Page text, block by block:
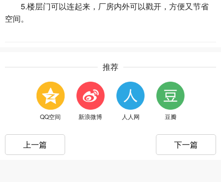
5.楼层门可以连起来，厂房内外可以戳开，方便又节省
空间。
推荐
QQ空间 新浪微博 人人网 豆瓣
上一篇 下一篇